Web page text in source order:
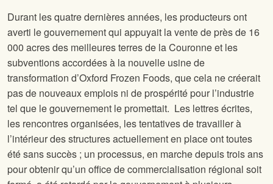
Durant les quatre dernières années, les producteurs ont
averti le gouvernement qui appuyait la vente de près de 16
000 acres des meilleures terres de la Couronne et les
subventions accordées à la nouvelle usine de
transformation d’Oxford Frozen Foods, que cela ne créerait
pas de nouveaux emplois ni de prospérité pour l’industrie
tel que le gouvernement le promettait. Les lettres écrites,
les rencontres organisées, les tentatives de travailler à
l’intérieur des structures actuellement en place ont toutes
été sans succès ; un processus, en marche depuis trois ans
pour obtenir qu’un office de commercialisation régional soit